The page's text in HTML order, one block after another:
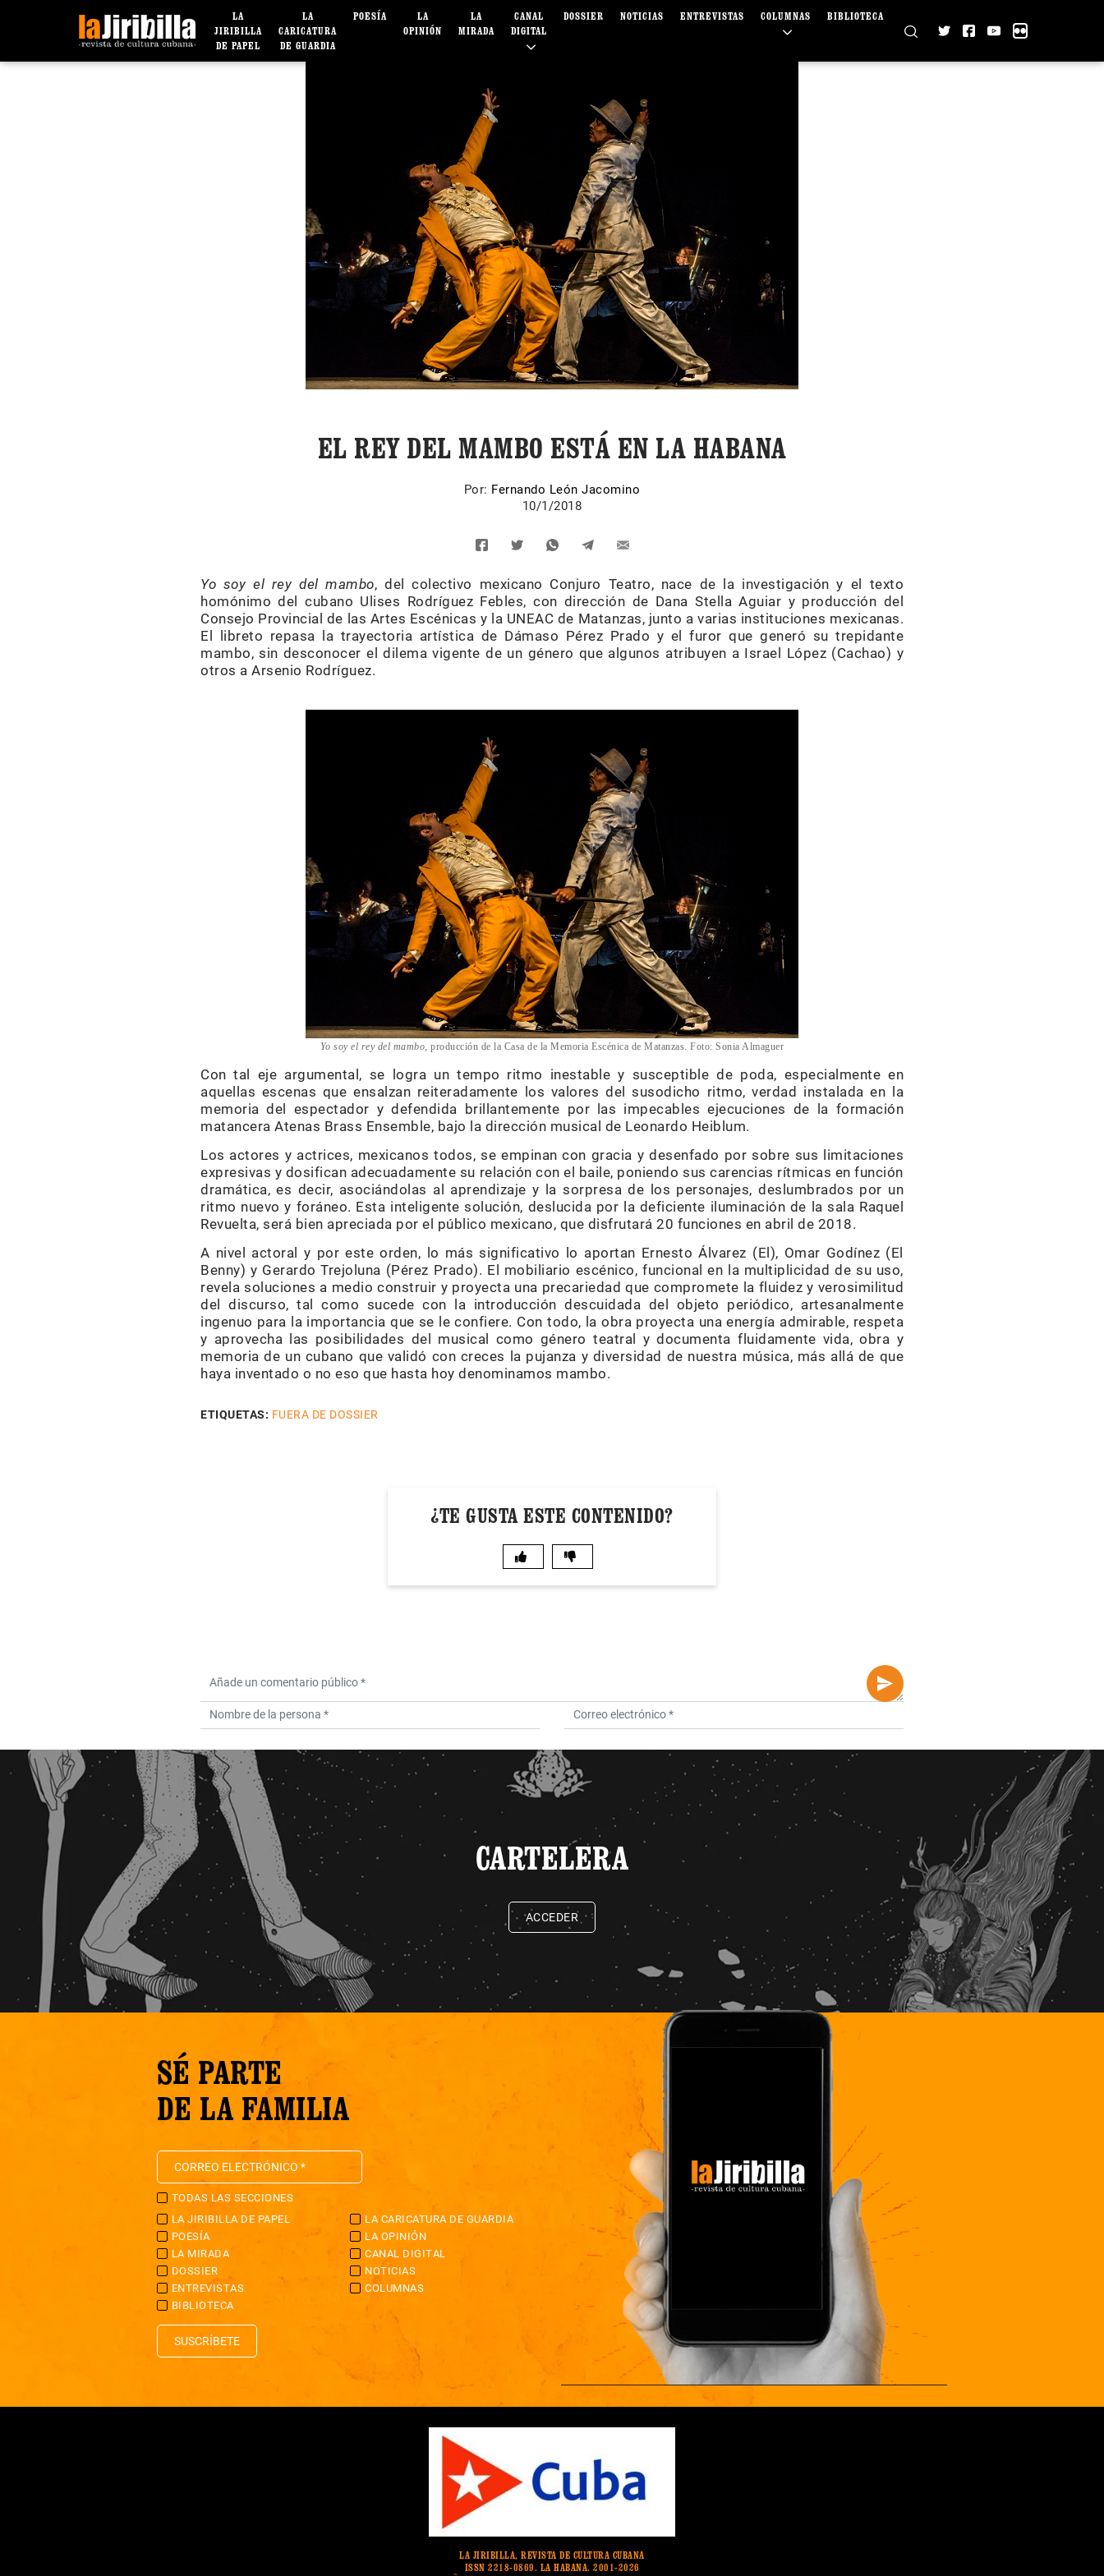
LA
JIRIBILLA
DE PAPEL
LA
CARICATURA
DE GUARDIA
POESÍA
LA
OPINIÓN
LA
MIRADA
CANAL
DIGITAL
DOSSIER NOTICIAS ENTREVISTAS COLUMNAS BIBLIOTECA
EL REY DEL MAMBO ESTÁ EN LA HABANA
Por: Fernando León Jacomino
10/1/2018
Yo soy el rey del mambo, del colectivo mexicano Conjuro Teatro, nace de la investigación y el texto
homónimo del cubano Ulises Rodríguez Febles, con dirección de Dana Stella Aguiar y producción del
Consejo Provincial de las Artes Escénicas y la UNEAC de Matanzas, junto a varias instituciones mexicanas.
El libreto repasa la trayectoria artística de Dámaso Pérez Prado y el furor que generó su trepidante
mambo, sin desconocer el dilema vigente de un género que algunos atribuyen a Israel López (Cachao) y
otros a Arsenio Rodríguez.
Yo soy el rey del mambo, producción de la Casa de la Memoria Escénica de Matanzas. Foto: Sonia Almaguer
Con tal eje argumental, se logra un tempo ritmo inestable y susceptible de poda, especialmente en
aquellas escenas que ensalzan reiteradamente los valores del susodicho ritmo, verdad instalada en la
memoria del espectador y defendida brillantemente por las impecables ejecuciones de la formación
matancera Atenas Brass Ensemble, bajo la dirección musical de Leonardo Heiblum.
Los actores y actrices, mexicanos todos, se empinan con gracia y desenfado por sobre sus limitaciones
expresivas y dosifican adecuadamente su relación con el baile, poniendo sus carencias rítmicas en función
dramática, es decir, asociándolas al aprendizaje y la sorpresa de los personajes, deslumbrados por un
ritmo nuevo y foráneo. Esta inteligente solución, deslucida por la deficiente iluminación de la sala Raquel
Revuelta, será bien apreciada por el público mexicano, que disfrutará 20 funciones en abril de 2018.
A nivel actoral y por este orden, lo más significativo lo aportan Ernesto Álvarez (El), Omar Godínez (El
Benny) y Gerardo Trejoluna (Pérez Prado). El mobiliario escénico, funcional en la multiplicidad de su uso,
revela soluciones a medio construir y proyecta una precariedad que compromete la fluidez y verosimilitud
del discurso, tal como sucede con la introducción descuidada del objeto periódico, artesanalmente
ingenuo para la importancia que se le confiere. Con todo, la obra proyecta una energía admirable, respeta
y aprovecha las posibilidades del musical como género teatral y documenta fluidamente vida, obra y
memoria de un cubano que validó con creces la pujanza y diversidad de nuestra música, más allá de que
haya inventado o no eso que hasta hoy denominamos mambo.
ETIQUETAS: FUERA DE DOSSIER
¿TE GUSTA ESTE CONTENIDO?
CARTELERA
ACCEDER
SÉ PARTE
DE LA FAMILIA
TODAS LAS SECCIONES
LA JIRIBILLA DE PAPEL
LA CARICATURA DE GUARDIA
POESÍA
LA OPINIÓN
LA MIRADA
CANAL DIGITAL
DOSSIER
NOTICIAS
ENTREVISTAS
COLUMNAS
BIBLIOTECA
SUSCRÍBETE
LA JIRIBILLA, REVISTA DE CULTURA CUBANA
ISSN 2218-0869. LA HABANA. 2001-2026